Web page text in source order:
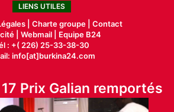
LIENS UTILES
| Charte groupe | Contact
| Webmail |
Equipe B24
: +( 226) 25-33-38-30
info[at]burkina24.com
Prix Galian remportés